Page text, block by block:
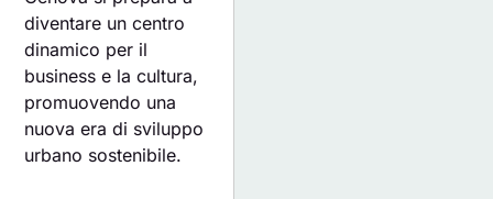
diventare un centro
dinamico per il
business e la cultura,
promuovendo una
nuova era di sviluppo
urbano sostenibile.